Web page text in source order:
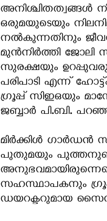
അനിശ്ചിതത്വങ്ങള്‍
ഒരുമയുടെയും
നല്‍കുന്നതിനും
മുന്‍നിര്‍ത്തി ജോലി
സുരക്ഷയും
പരിപാടി എന്ന്
ഗ്രൂപ്പ് സിഇഒയും
ജബ്ബാര്‍ പി.ബി.
മിർക്കിൾ ഗാർഡൻ
പുതുമയും
സഹസ്ഥാപകനും
ഡയറക്ടറുമായ